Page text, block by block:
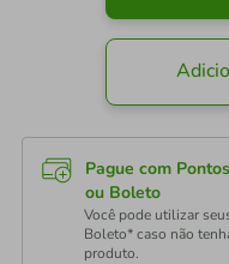
Pague com
ou Boleto
Você pode utilizar
Boleto* caso não
produto.